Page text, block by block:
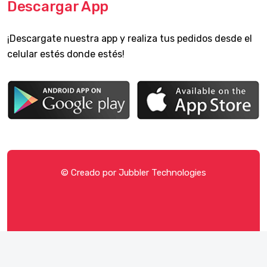
Descargar App
¡Descargate nuestra app y realiza tus pedidos desde el
celular estés donde estés!
© Creado por Jubbler Technologies